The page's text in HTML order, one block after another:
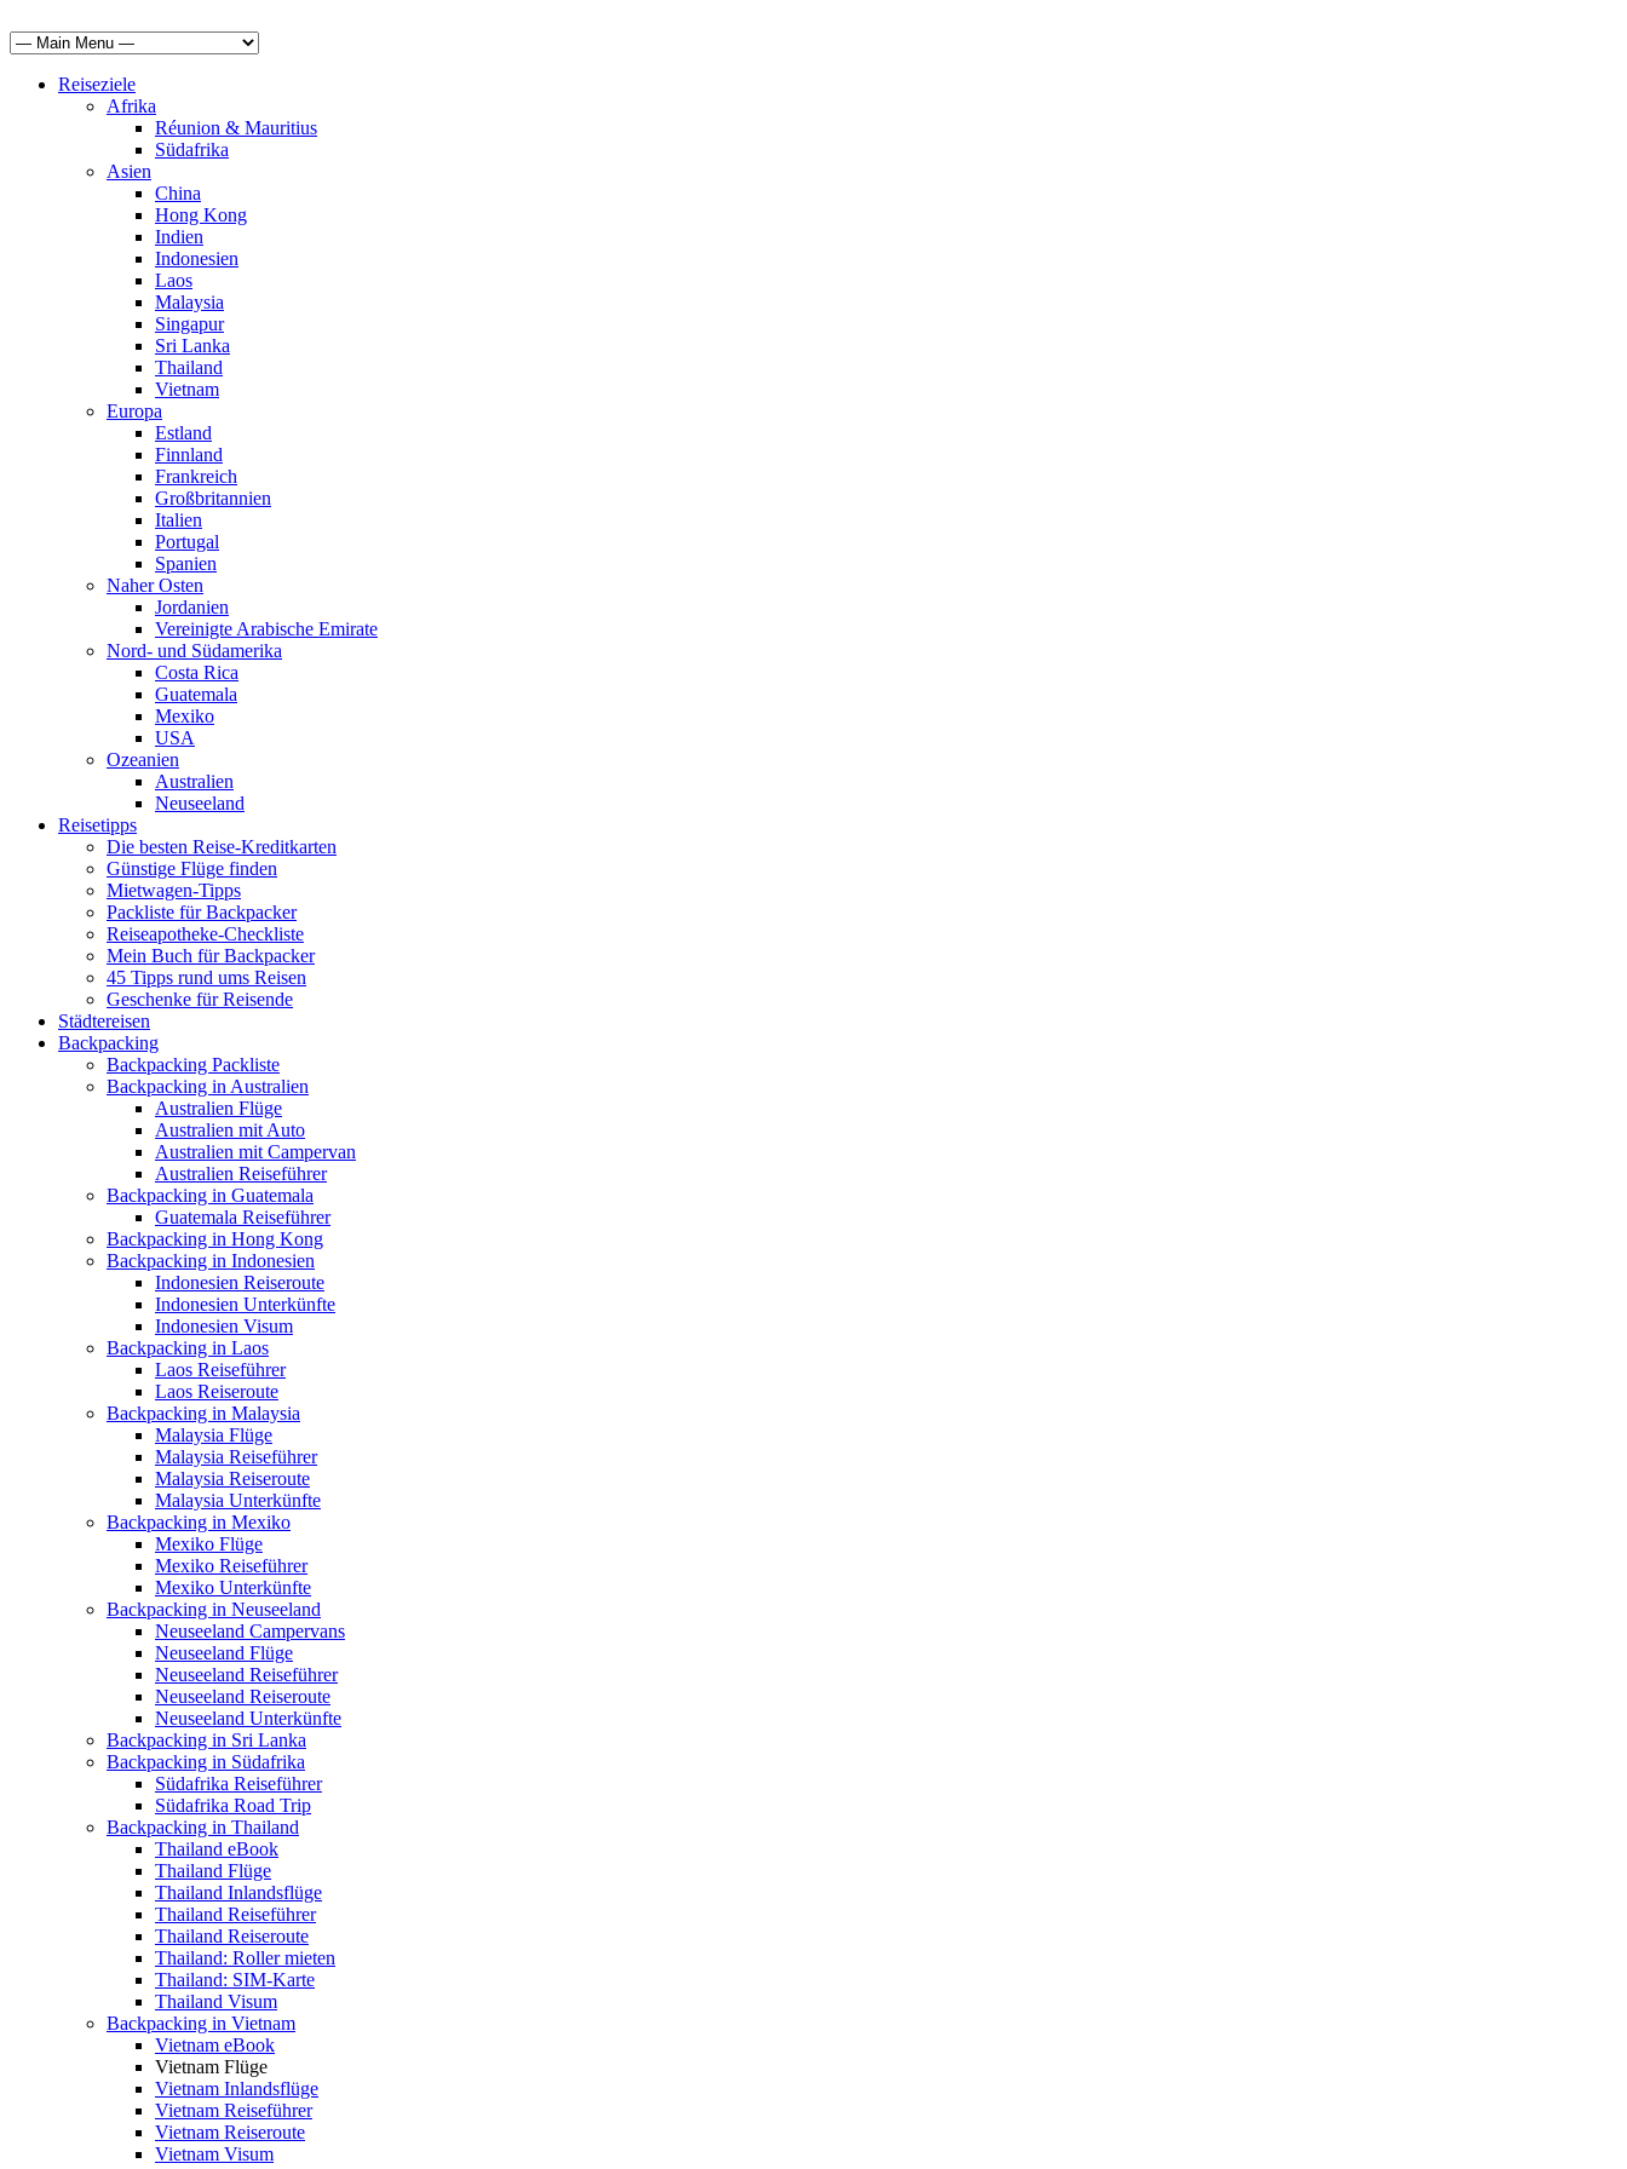
Reiseziele
Afrika
Réunion & Mauritius
Südafrika
Asien
China
Hong Kong
Indien
Indonesien
Laos
Malaysia
Singapur
Sri Lanka
Thailand
Vietnam
Europa
Estland
Finnland
Frankreich
Großbritannien
Italien
Portugal
Spanien
Naher Osten
Jordanien
Vereinigte Arabische Emirate
Nord- und Südamerika
Costa Rica
Guatemala
Mexiko
USA
Ozeanien
Australien
Neuseeland
Reisetipps
Die besten Reise-Kreditkarten
Günstige Flüge finden
Mietwagen-Tipps
Packliste für Backpacker
Reiseapotheke-Checkliste
Mein Buch für Backpacker
45 Tipps rund ums Reisen
Geschenke für Reisende
Städtereisen
Backpacking
Backpacking Packliste
Backpacking in Australien
Australien Flüge
Australien mit Auto
Australien mit Campervan
Australien Reiseführer
Backpacking in Guatemala
Guatemala Reiseführer
Backpacking in Hong Kong
Backpacking in Indonesien
Indonesien Reiseroute
Indonesien Unterkünfte
Indonesien Visum
Backpacking in Laos
Laos Reiseführer
Laos Reiseroute
Backpacking in Malaysia
Malaysia Flüge
Malaysia Reiseführer
Malaysia Reiseroute
Malaysia Unterkünfte
Backpacking in Mexiko
Mexiko Flüge
Mexiko Reiseführer
Mexiko Unterkünfte
Backpacking in Neuseeland
Neuseeland Campervans
Neuseeland Flüge
Neuseeland Reiseführer
Neuseeland Reiseroute
Neuseeland Unterkünfte
Backpacking in Sri Lanka
Backpacking in Südafrika
Südafrika Reiseführer
Südafrika Road Trip
Backpacking in Thailand
Thailand eBook
Thailand Flüge
Thailand Inlandsflüge
Thailand Reiseführer
Thailand Reiseroute
Thailand: Roller mieten
Thailand: SIM-Karte
Thailand Visum
Backpacking in Vietnam
Vietnam eBook
Vietnam Flüge
Vietnam Inlandsflüge
Vietnam Reiseführer
Vietnam Reiseroute
Vietnam Visum